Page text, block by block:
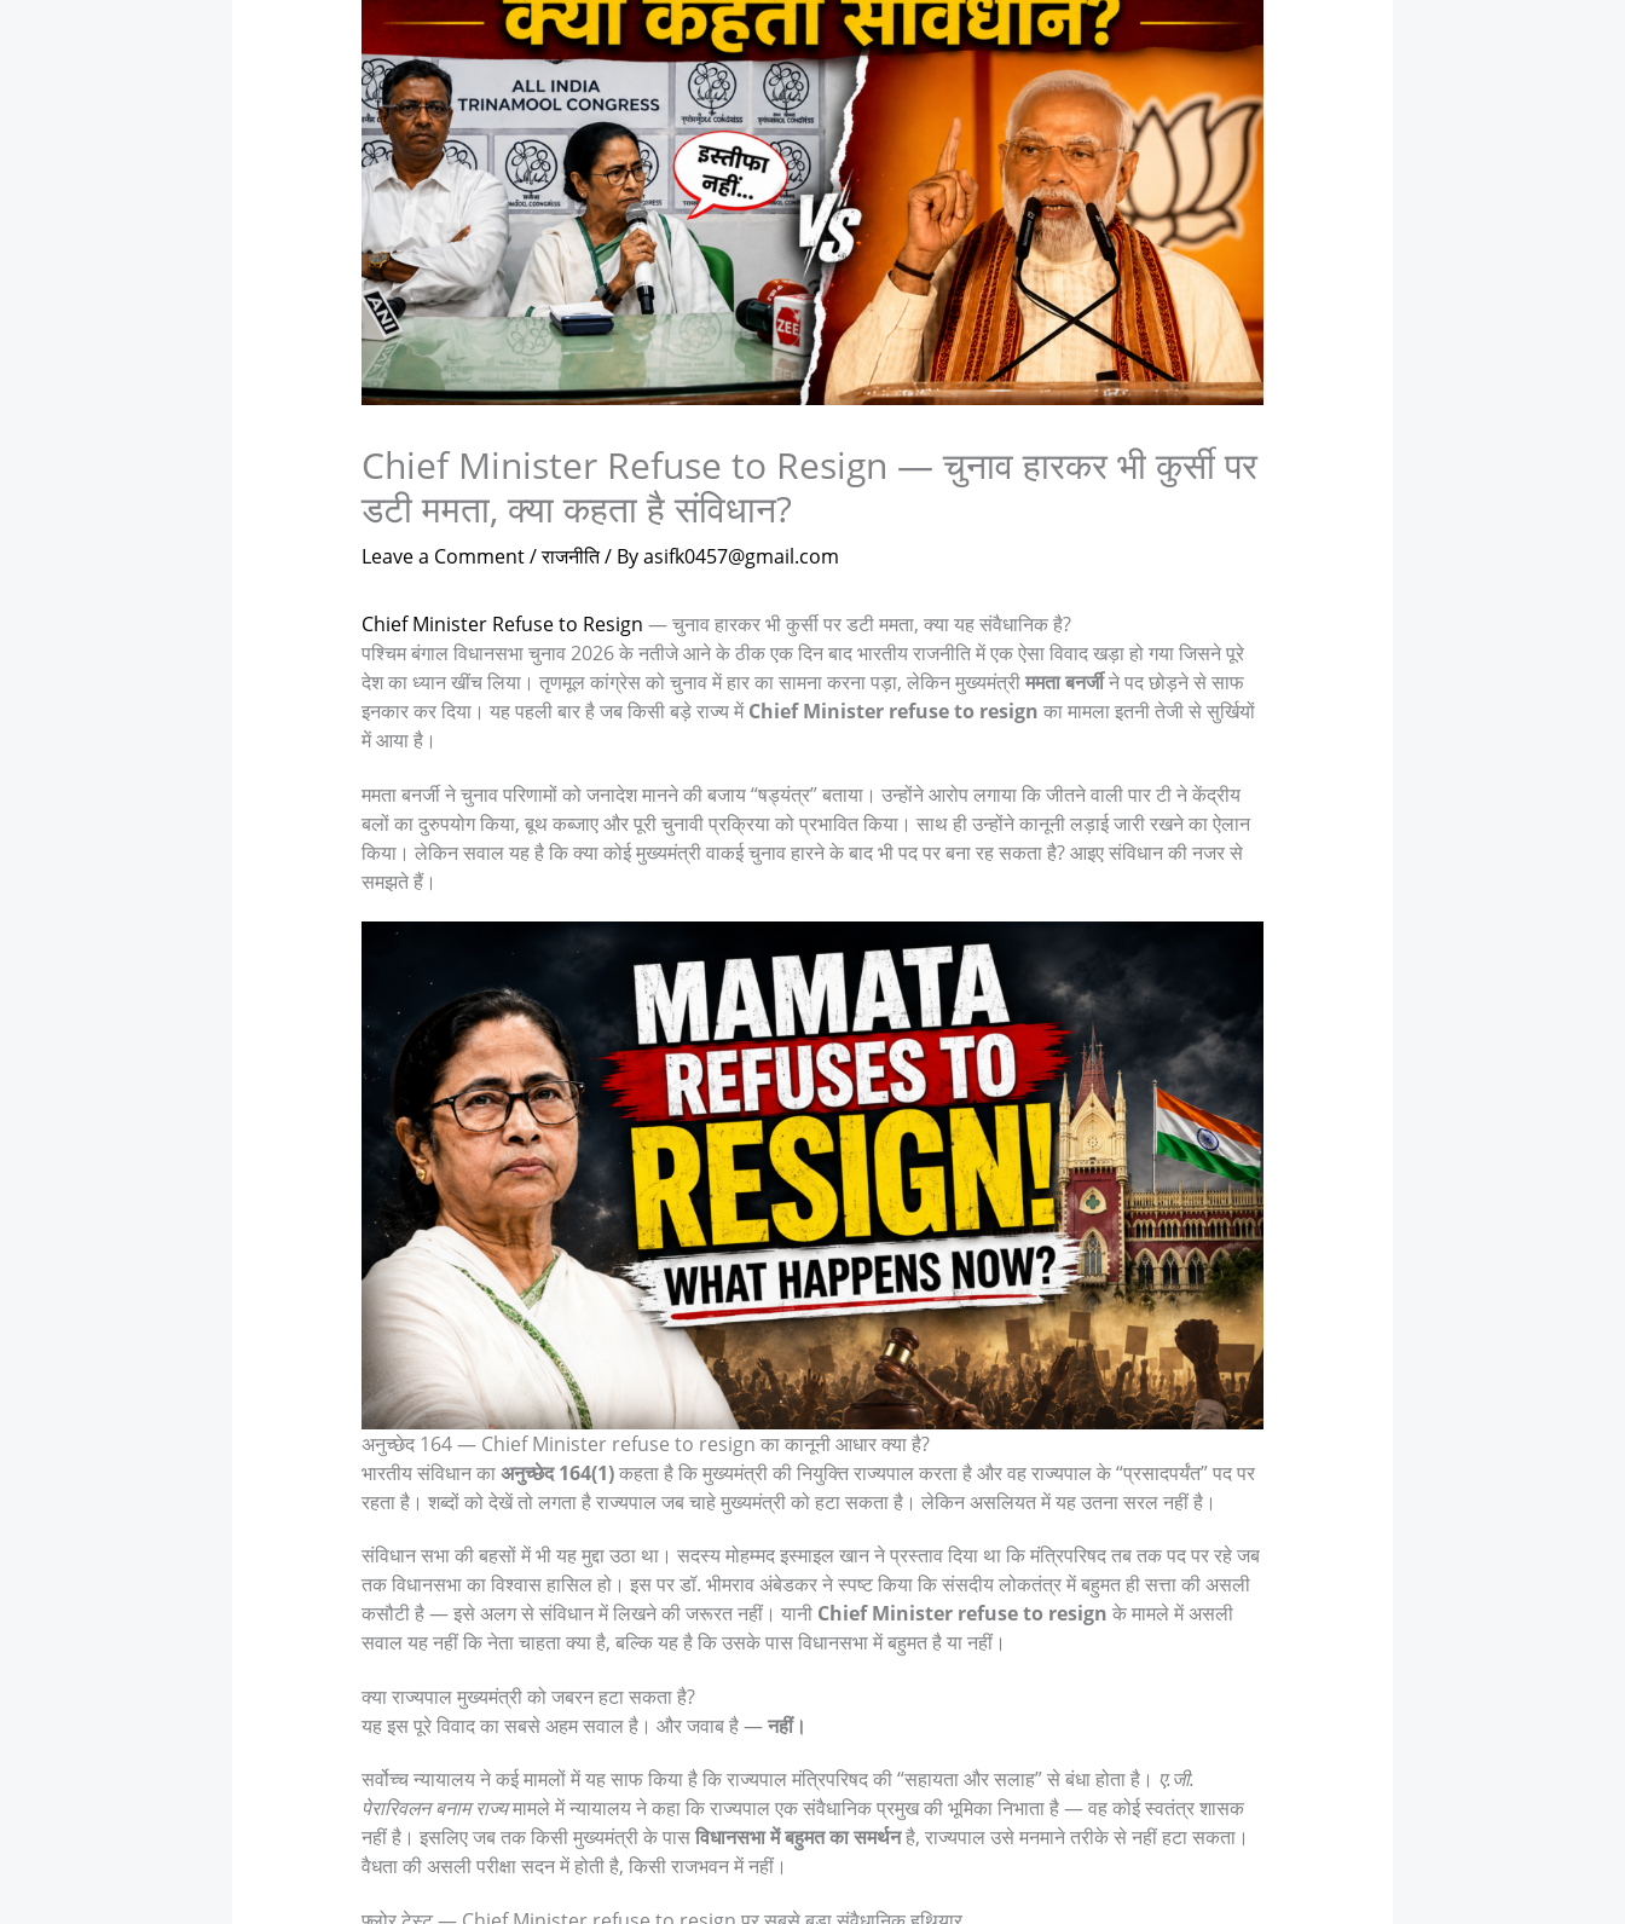
Chief Minister Refuse to Resign — चुनाव हारकर भी कुर्सी पर
डटी ममता, क्या कहता है संविधान?
Leave a Comment/राजनीति/ Byasifk0457@gmail.com
Chief Minister Refuse to Resign — चुनाव हारकर भी कुर्सी पर डटी ममता, क्या यह संवैधानिक है?
पश्चिम बंगाल विधानसभा चुनाव 2026 के नतीजे आने के ठीक एक दिन बाद भारतीय राजनीति में एक ऐसा विवाद खड़ा हो गया जिसने पूरे
देश का ध्यान खींच लिया। तृणमूल कांग्रेस को चुनाव में हार का सामना करना पड़ा, लेकिन मुख्यमंत्रीममता बनर्जीने पद छोड़ने से साफ
इनकार कर दिया। यह पहली बार है जब किसी बड़े राज्य मेंChief Minister refuse to resign का मामला इतनी तेजी से सुर्खियों
में आया है।
ममता बनर्जी ने चुनाव परिणामों को जनादेश मानने की बजाय “षड्यंत्र” बताया। उन्होंने आरोप लगाया कि जीतने वाली पार टी ने केंद्रीय
बलों का दुरुपयोग किया, बूथ कब्जाए और पूरी चुनावी प्रक्रिया को प्रभावित किया। साथ ही उन्होंने कानूनी लड़ाई जारी रखने का ऐलान
किया। लेकिन सवाल यह है कि क्या कोई मुख्यमंत्री वाकई चुनाव हारने के बाद भी पद पर बना रह सकता है? आइए संविधान की नजर से
समझते हैं।
अनुच्छेद 164 — Chief Minister refuse to resign का कानूनी आधार क्या है?
भारतीय संविधान काअनुच्छेद 164(1)कहता है कि मुख्यमंत्री की नियुक्ति राज्यपाल करता है और वह राज्यपाल के “प्रसादपर्यंत” पद पर
रहता है। शब्दों को देखें तो लगता है राज्यपाल जब चाहे मुख्यमंत्री को हटा सकता है। लेकिन असलियत में यह उतना सरल नहीं है।
संविधान सभा की बहसों में भी यह मुद्दा उठा था। सदस्य मोहम्मद इस्माइल खान ने प्रस्ताव दिया था कि मंत्रिपरिषद तब तक पद पर रहे जब
तक विधानसभा का विश्वास हासिल हो। इस पर डॉ. भीमराव अंबेडकर ने स्पष्ट किया कि संसदीय लोकतंत्र में बहुमत ही सत्ता की असली
कसौटी है — इसे अलग से संविधान में लिखने की जरूरत नहीं। यानी Chief Minister refuse to resign के मामले में असली
सवाल यह नहीं कि नेता चाहता क्या है, बल्कि यह है कि उसके पास विधानसभा में बहुमत है या नहीं।
क्या राज्यपाल मुख्यमंत्री को जबरन हटा सकता है?
यह इस पूरे विवाद का सबसे अहम सवाल है। और जवाब है —नहीं।
सर्वोच्च न्यायालय ने कई मामलों में यह साफ किया है कि राज्यपाल मंत्रिपरिषद की “सहायता और सलाह” से बंधा होता है। ए.जी.
पेरारिवलन बनाम राज्यमामले में न्यायालय ने कहा कि राज्यपाल एक संवैधानिक प्रमुख की भूमिका निभाता है — वह कोई स्वतंत्र शासक
नहीं है। इसलिए जब तक किसी मुख्यमंत्री के पासविधानसभा में बहुमत का समर्थनहै, राज्यपाल उसे मनमाने तरीके से नहीं हटा सकता।
वैधता की असली परीक्षा सदन में होती है, किसी राजभवन में नहीं।